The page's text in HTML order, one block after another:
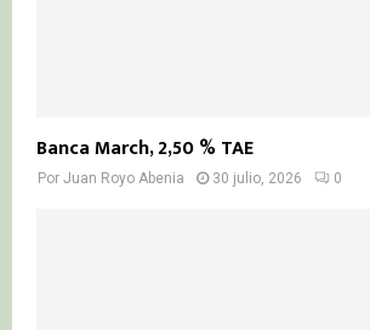
Banca March, 2,50 % TAE
Por Juan Royo Abenia 30 julio, 2026 0